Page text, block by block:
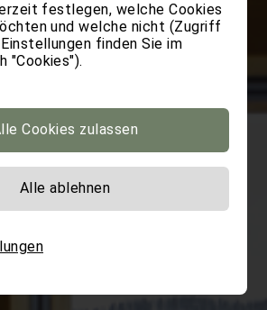
festlegen, welche Cookies
und welche nicht (Zugriff
finden Sie im
"Cookies").
Cookies zulassen
Alle ablehnen